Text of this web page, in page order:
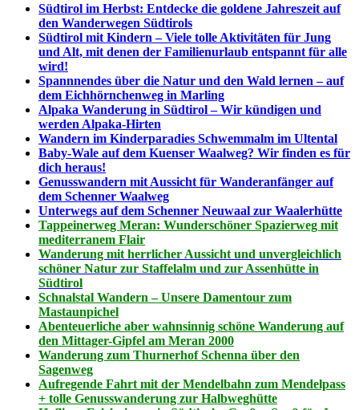
Südtirol im Herbst: Entdecke die goldene Jahreszeit auf
den Wanderwegen Südtirols
Südtirol mit Kindern – Viele tolle Aktivitäten für Jung
und Alt, mit denen der Familienurlaub entspannt für alle
wird!
Spannnendes über die Natur und den Wald lernen – auf
dem Eichhörnchenweg in Marling
Alpaka Wanderung in Südtirol – Wir kündigen und
werden Alpaka-Hirten
Wandern im Kinderparadies Schwemmalm im Ultental
Baby-Wale auf dem Kuenser Waalweg? Wir finden es für
dich heraus!
Genusswandern mit Aussicht für Wanderanfänger auf
dem Schenner Waalweg
Unterwegs auf dem Schenner Neuwaal zur Waalerhütte
Tappeinerweg Meran: Wunderschöner Spazierweg mit
mediterranem Flair
Wanderung mit herrlicher Aussicht und unvergleichlich
schöner Natur zur Staffelalm und zur Assenhütte in
Südtirol
Schnalstal Wandern – Unsere Damentour zum
Mastaunpichel
Abenteuerliche aber wahnsinnig schöne Wanderung auf
den Mittager-Gipfel am Meran 2000
Wanderung zum Thurnerhof Schenna über den
Sagenweg
Aufregende Fahrt mit der Mendelbahn zum Mendelpass
+ tolle Genusswanderung zur Halbweghütte